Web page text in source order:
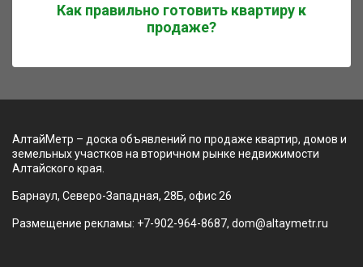
Как правильно готовить квартиру к
продаже?
АлтайМетр – доска объявлений по продаже квартир, домов и
земельных участков на вторичном рынке недвижимости
Алтайского края.
Барнаул, Северо-Западная, 28Б, офис 26
Размещение рекламы: +7-902-964-8687, dom@altaymetr.ru